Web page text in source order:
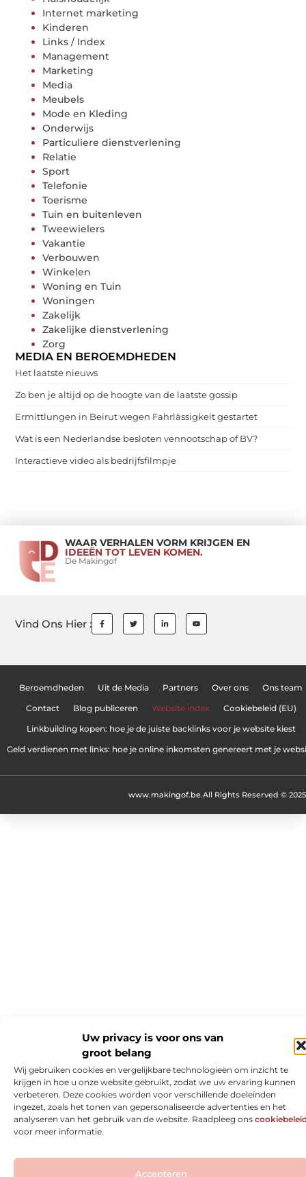
Uw privacy is voor ons van
groot belang
Wij gebruiken cookies en vergelijkbare technologieën om inzicht te
krijgen in hoe u onze website gebruikt, zodat we uw ervaring kunnen
verbeteren. Deze cookies worden voor verschillende doeleinden
ingezet, zoals het tonen van gepersonaliseerde advertenties en het
analyseren van het gebruik van de website. Raadpleeg ons
voor meer informatie.
Accepteren
Internet marketing
Kinderen
Links / Index
Management
Marketing
Media
Meubels
Mode en Kleding
Onderwijs
Particuliere dienstverlening
Relatie
Sport
Telefonie
Toerisme
Tuin en buitenleven
Tweewielers
Vakantie
Verbouwen
Winkelen
Woning en Tuin
Woningen
Zakelijk
Zakelijke dienstverlening
Zorg
MEDIA EN BEROEMDHEDEN
Het laatste nieuws
Zo ben je altijd op de hoogte van de laatste gossip
Ermittlungen in Beirut wegen Fahrlässigkeit gestartet
Wat is een Nederlandse besloten vennootschap of BV?
Interactieve video als bedrijfsfilmpje
WAAR VERHALEN VORM KRIJGEN EN
IDEEËN TOT LEVEN KOMEN.
De Makingof
Vind Ons Hier :
Beroemdheden Uit de Media Partners Over ons Ons team
Contact Blog publiceren Website index Cookiebeleid (EU)
Linkbuilding kopen: hoe je de juiste backlinks voor je website kiest
Geld verdienen met links: hoe je online inkomsten genereert met je
All Rights Reserved © 2025
www.makingof.be.